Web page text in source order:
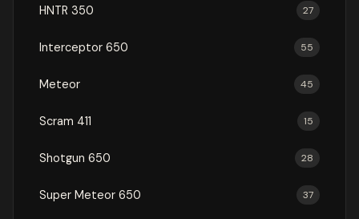
HNTR 350 27
Interceptor 650 55
Meteor 45
Scram 411 15
Shotgun 650 28
Super Meteor 650 37